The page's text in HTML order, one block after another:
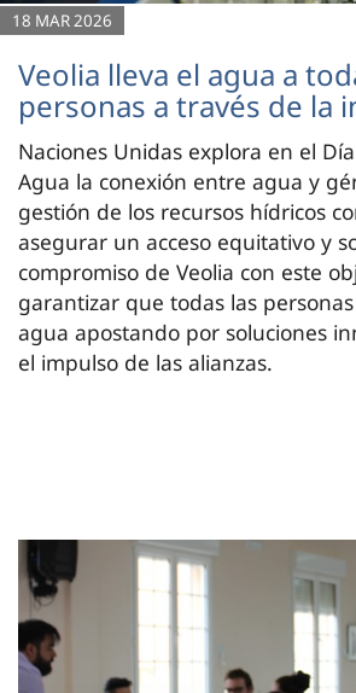
18 MAR 2026
Veolia lleva el agua a
personas a través de la
Naciones Unidas explora en el
Agua la conexión entre agua y
gestión de los recursos hídricos
asegurar un acceso equitativo y
compromiso de Veolia con este
garantizar que todas las
agua apostando por soluciones
el impulso de las alianzas.